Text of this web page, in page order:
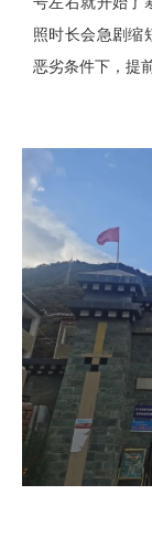
照时长会急剧缩
恶劣条件下，提